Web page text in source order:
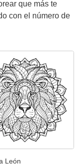
que más te
con el número de
León